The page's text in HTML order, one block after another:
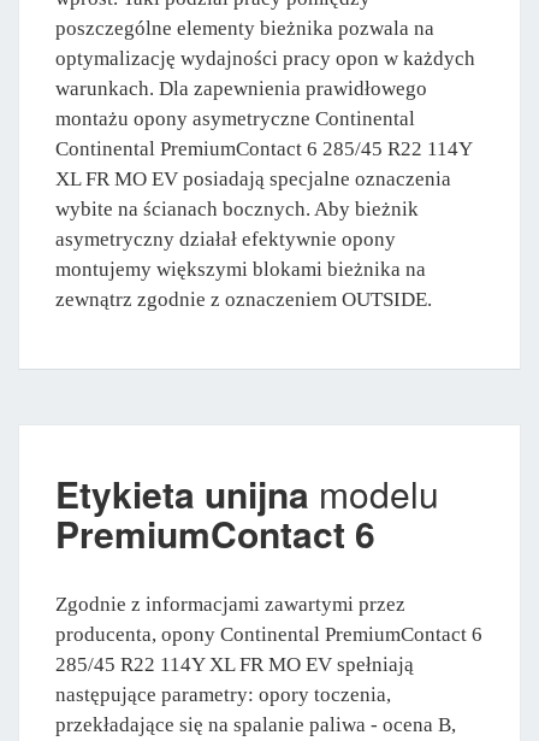
poszczególne elementy bieżnika pozwala na
optymalizację wydajności pracy opon w każdych
warunkach. Dla zapewnienia prawidłowego
montażu opony asymetryczne Continental
Continental PremiumContact 6 285/45 R22 114Y
XL FR MO EV posiadają specjalne oznaczenia
wybite na ścianach bocznych. Aby bieżnik
asymetryczny działał efektywnie opony
montujemy większymi blokami bieżnika na
zewnątrz zgodnie z oznaczeniem OUTSIDE.
Etykieta unijna modelu
PremiumContact 6
Zgodnie z informacjami zawartymi przez
producenta, opony Continental PremiumContact 6
285/45 R22 114Y XL FR MO EV spełniają
następujące parametry: opory toczenia,
przekładające się na spalanie paliwa - ocena B,